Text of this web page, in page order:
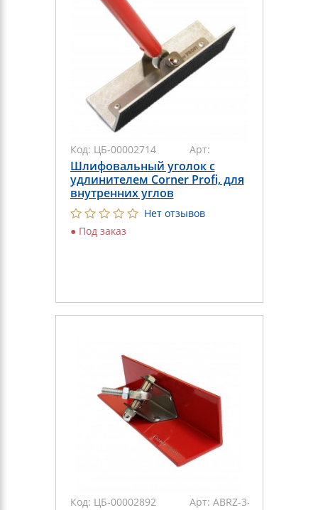
Код: ЦБ-00002714 Арт:
Шлифовальный уголок с
удлинителем Corner Profi, для
внутренних углов
Нет отзывов
● Под заказ
Код: ЦБ-00002892 Арт: ABRZ-3-03